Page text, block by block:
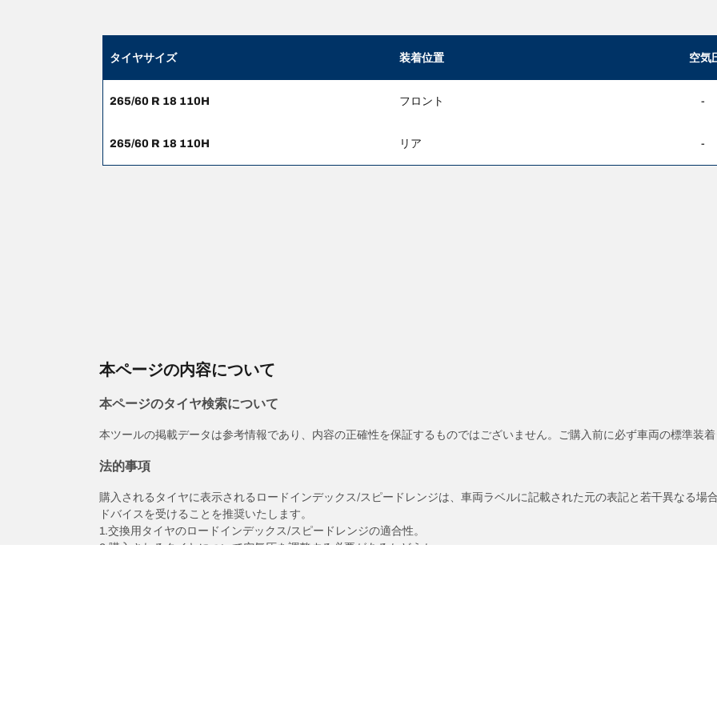
タイヤサイズ 装着位置 空気
265/60 R 18 110H フロント -
265/60 R 18 110H リア -
本ページの内容について
本ページのタイヤ検索について
本ツールの掲載データは参考情報であり、内容の正確性を保証するものではございません。ご購入前に必ず車両の標準装
法的事項
購入されるタイヤに表示されるロードインデックス/スピードレンジは、車両ラベルに記載された元の表記と若干異なる場
ドバイスを受けることを推奨いたします。
1.交換用タイヤのロードインデックス/スピードレンジの適合性。
2.購入されるタイヤについて空気圧を調整する必要があるかどうか。